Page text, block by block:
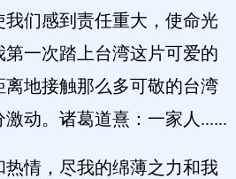
我们感到责任重大，使命光
一次踏上台湾这片可爱的
离地接触那么多可敬的台湾
动。诸葛道熹：一家人......
情，尽我的绵薄之力和我